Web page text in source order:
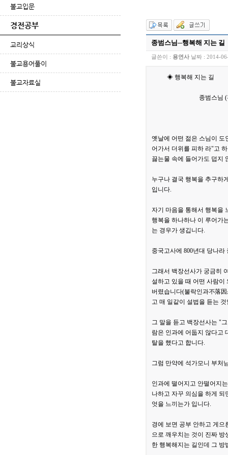
불교입문
경전공부
교리상식
불교용어풀이
불교자료실
종범스님─행복해 지는 길
글쓴이 : 용연사 날짜 : 2014-
◈ 행복해 지는 길
종범스님 (전 조
옛날에 어떤 젊은 스님이 도
어가서 더위를 피하 라"고
끓는물 속에 들어가도 덥지
누구나 결국 행복을 추구하
입니다.
자기 마음을 통해서 행복을
행복을 하나하나 이 루어가
는 경우가 생깁니다.
중국고사에 800년대 당나
그래서 백장선사가 궁금히
설하고 있을 때 어떤 사람이
버렸습니다(불락인과不落
고 매 일같이 설법을 듣는
그 말을 듣고 백장선사는 "
람은 인과에 어둡지 않다고
탈을 했다고 합니다.
그럼 만약에 석가모니 부처
인과에 떨어지고 안떨어지
나하고 자꾸 의심을 하게
엇을 느끼는가 입니다.
경에 보면 공부 안하고 게
으로 깨우치는 것이 진짜
한 행복해지는 길인데 그